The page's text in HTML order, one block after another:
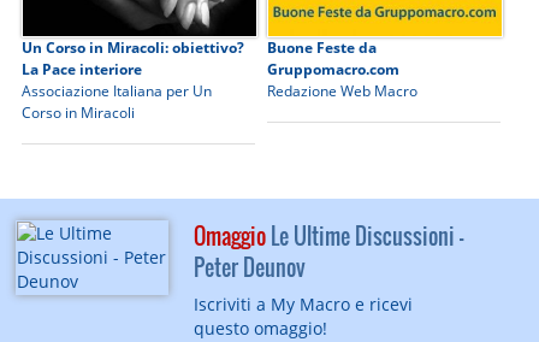
Un Corso in Miracoli: obiettivo?
La Pace interiore
Associazione Italiana per Un
Corso in Miracoli
Buone Feste da
Gruppomacro.com
Redazione Web Macro
OmaggioLe Ultime Discussioni -
Peter Deunov
Iscriviti a My Macro e ricevi
questo omaggio!